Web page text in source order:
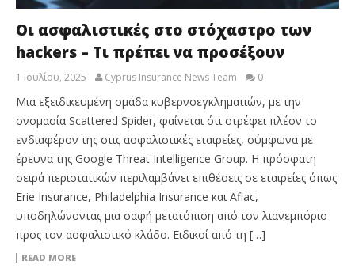
Οι ασφαλιστικές στο στόχαστρο των
hackers – Τι πρέπει να προσέξουν
1 Ιουλίου, 2025 Cyprus Insurance News Team 0
Μια εξειδικευμένη ομάδα κυβερνοεγκληματιών, με την
ονομασία Scattered Spider, φαίνεται ότι στρέφει πλέον το
ενδιαφέρον της στις ασφαλιστικές εταιρείες, σύμφωνα με
έρευνα της Google Threat Intelligence Group. Η πρόσφατη
σειρά περιστατικών περιλαμβάνει επιθέσεις σε εταιρείες όπως
Erie Insurance, Philadelphia Insurance και Aflac,
υποδηλώνοντας μια σαφή μετατόπιση από τον λιανεμπόριο
προς τον ασφαλιστικό κλάδο. Ειδικοί από τη […]
READ MORE